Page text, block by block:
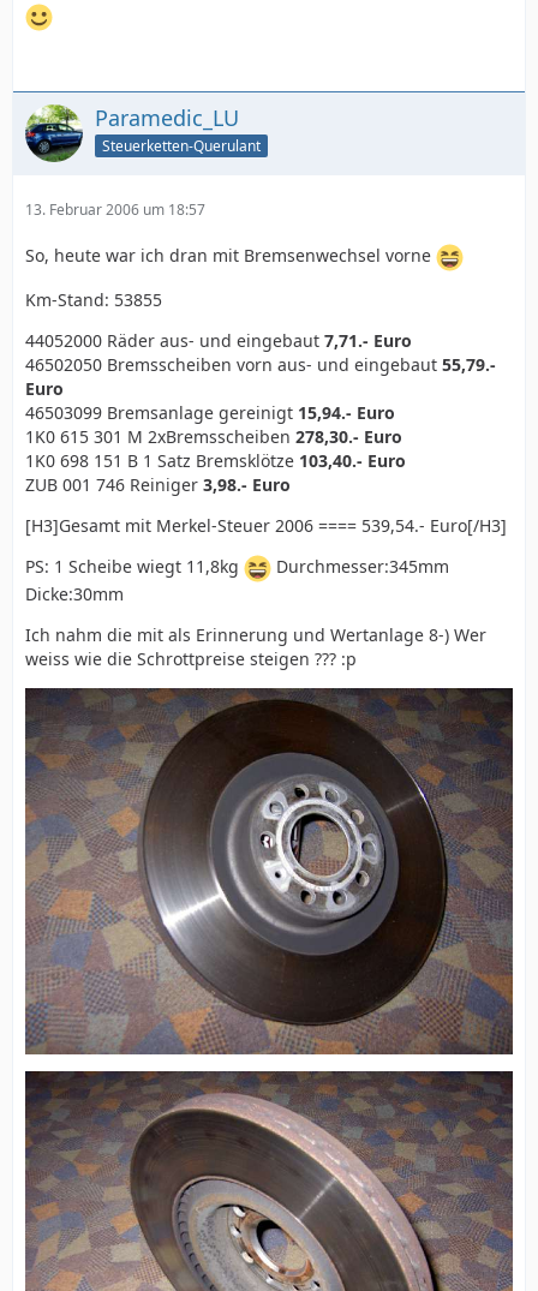
Paramedic_LU
Steuerketten-Querulant
13. Februar 2006 um 18:57
So, heute war ich dran mit Bremsenwechsel vorne
Km-Stand: 53855
44052000 Räder aus- und eingebaut 7,71.- Euro
46502050 Bremsscheiben vorn aus- und eingebaut 55,79.-
Euro
46503099 Bremsanlage gereinigt 15,94.- Euro
1K0 615 301 M 2xBremsscheiben 278,30.- Euro
1K0 698 151 B 1 Satz Bremsklötze 103,40.- Euro
ZUB 001 746 Reiniger 3,98.- Euro
[H3]Gesamt mit Merkel-Steuer 2006 ==== 539,54.- Euro[/H3]
PS: 1 Scheibe wiegt 11,8kg
Durchmesser:345mm
Dicke:30mm
Ich nahm die mit als Erinnerung und Wertanlage 8-) Wer
weiss wie die Schrottpreise steigen ??? :p